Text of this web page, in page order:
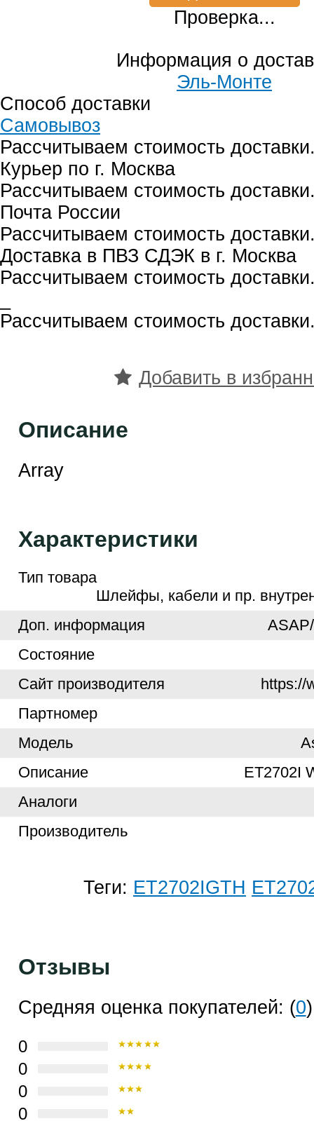
Проверка...
Информация о
Эль-Монте
Способ доставки
Самовывоз
Рассчитываем стоимость
Курьер по г. Москва
Рассчитываем стоимость
Почта России
Рассчитываем стоимость
Доставка в ПВЗ СДЭК в г. Москва
Рассчитываем стоимость
Рассчитываем стоимость
Добавить в
Описание
Array
Характеристики
Тип товара
Шлейфы, кабели и пр.
Доп. информация
Cостояние
Cайт производителя
https://
Партномер
Модель
Описание
ET2702I
Аналоги
Производитель
Теги: ET2702IGTH
Отзывы
Средняя оценка покупателей: (0)
0
0
0
0